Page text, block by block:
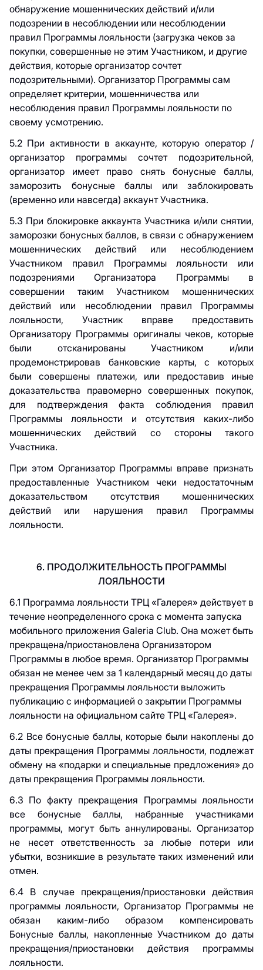
обнаружение мошеннических действий и/или
подозрении в несоблюдении или несоблюдении
правил Программы лояльности (загрузка чеков за
покупки, совершенные не этим Участником, и другие
действия, которые организатор сочтет
подозрительными). Организатор Программы сам
определяет критерии, мошенничества или
несоблюдения правил Программы лояльности по
своему усмотрению.
5.2 При активности в аккаунте, которую оператор /
организатор программы сочтет подозрительной,
организатор имеет право снять бонусные баллы,
заморозить бонусные баллы или заблокировать
(временно или навсегда) аккаунт Участника.
5.3 При блокировке аккаунта Участника и/или снятии,
заморозки бонусных баллов, в связи с обнаружением
мошеннических действий или несоблюдением
Участником правил Программы лояльности или
подозрениями Организатора Программы в
совершении таким Участником мошеннических
действий или несоблюдении правил Программы
лояльности, Участник вправе предоставить
Организатору Программы оригиналы чеков, которые
были отсканированы Участником и/или
продемонстрировав банковские карты, с которых
были совершены платежи, или предоставив иные
доказательства правомерно совершенных покупок,
для подтверждения факта соблюдения правил
Программы лояльности и отсутствия каких-либо
мошеннических действий со стороны такого
Участника.
При этом Организатор Программы вправе признать
предоставленные Участником чеки недостаточным
доказательством отсутствия мошеннических
действий или нарушения правил Программы
лояльности.
6. ПРОДОЛЖИТЕЛЬНОСТЬ ПРОГРАММЫ
ЛОЯЛЬНОСТИ
6.1 Программа лояльности ТРЦ «Галерея» действует в
течение неопределенного срока с момента запуска
мобильного приложения Galeria Club. Она может быть
прекращена/приостановлена Организатором
Программы в любое время. Организатор Программы
обязан не менее чем за 1 календарный месяц до даты
прекращения Программы лояльности выложить
публикацию с информацией о закрытии Программы
лояльности на официальном сайте ТРЦ «Галерея».
6.2 Все бонусные баллы, которые были накоплены до
даты прекращения Программы лояльности, подлежат
обмену на «подарки и специальные предложения» до
даты прекращения Программы лояльности.
6.3 По факту прекращения Программы лояльности
все бонусные баллы, набранные участниками
программы, могут быть аннулированы. Организатор
не несет ответственность за любые потери или
убытки, возникшие в результате таких изменений или
отмен.
6.4 В случае прекращения/приостановки действия
программы лояльности, Организатор Программы не
обязан каким-либо образом компенсировать
Бонусные баллы, накопленные Участником до даты
прекращения/приостановки действия программы
лояльности.